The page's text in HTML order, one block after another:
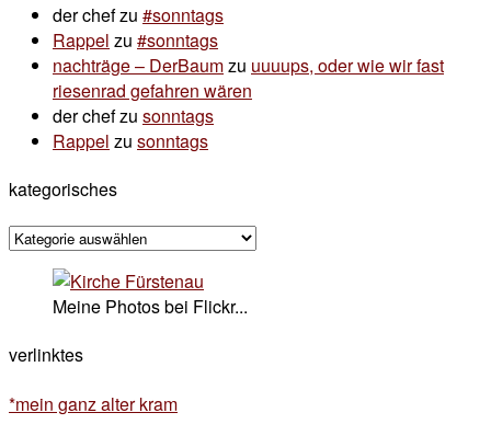
der chefzu #sonntags
Rappel zu #sonntags
nachträge – DerBaumzu uuuups, oder wie wir fast
riesenrad gefahren wären
der chefzu sonntags
Rappel zu sonntags
kategorisches
kategorisches
Meine Photos bei Flickr...
verlinktes
*mein ganz alter kram